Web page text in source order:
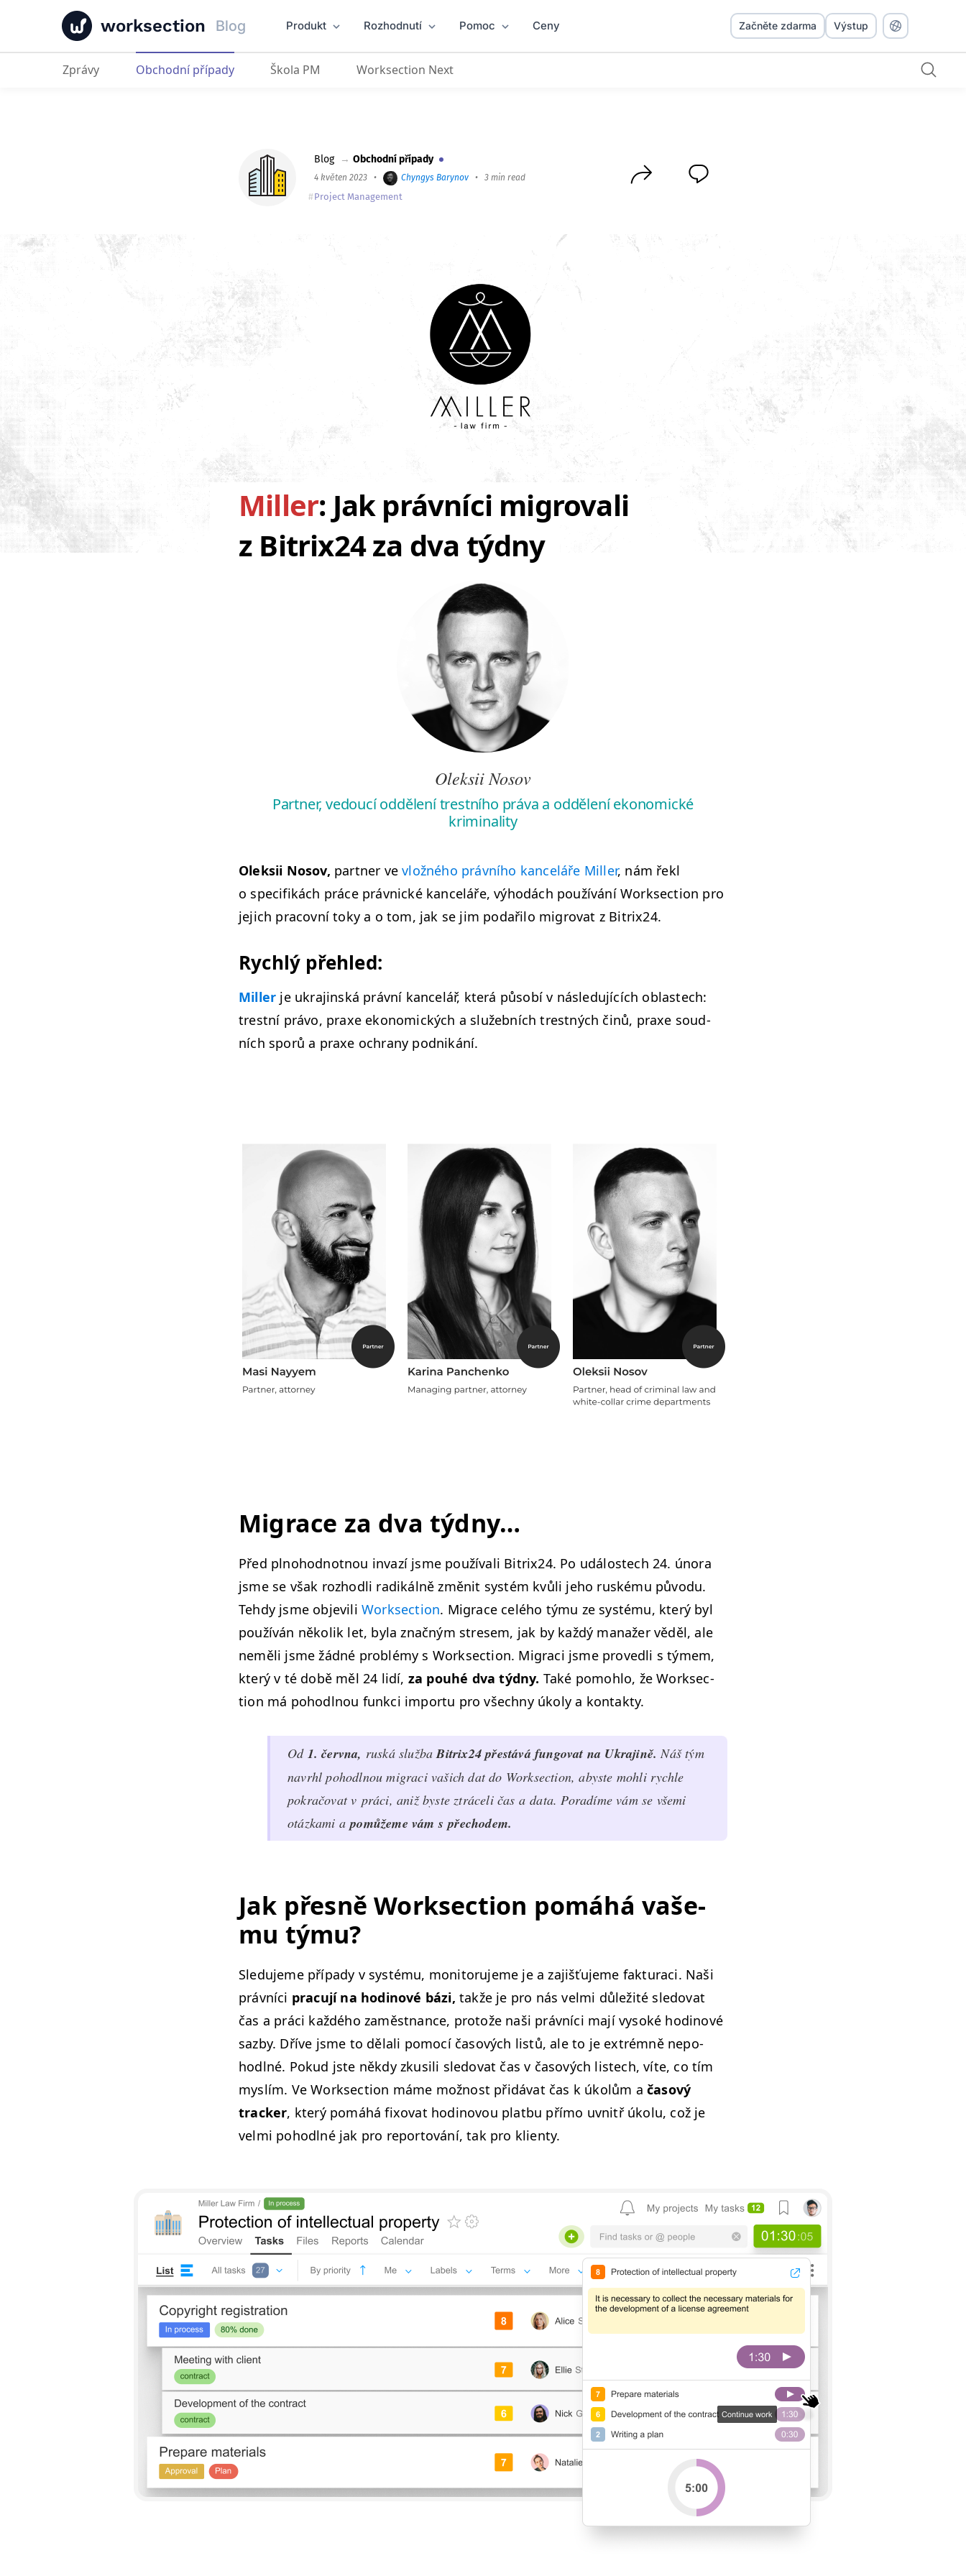
worksection Blog Produkt Rozhodnutí Pomoc Ceny
Miller: Jak právníci migrovali z Bitrix24 za dva týdny
Začněte zdarma Výstup
Zprávy Obchodní případy Škola PM Worksection Next
Blog → Obchodní případy
4 květen 2023 • Chyngys Barynov • 3 min read
Project Management
Miller: Jak právníci migrovali
z Bitrix24 za dva týdny
Oleksii Nosov
Partner, vedoucí oddělení trestního práva a oddělení ekonomické
kriminality
Olek­sii Nosov, part­ner vevložného právního kanceláře Miller, nám řekl
o speci­fikách práce právnické kanceláře, výhodách používání Work­sec­tion pro
jejich pra­cov­ní toky a o tom, jak se jim podaři­lo migrovat z Bitrix24.
Rych­lý přehled:
Miller je ukra­jin­ská právní kancelář, která působí v násle­du­jících oblastech:
trest­ní prá­vo, praxe eko­nom­ick­ých a služeb­ních trest­ných činů, praxe soud­
ních sporů a praxe ochrany podnikání.
Migrace za dva týdny…
Před plno­hod­not­nou invazí jsme použí­vali Bitrix24. Po událostech 24. úno­ra
jsme se však rozhodli radikál­ně změnit sys­tém kvůli jeho ruské­mu půvo­du.
Tehdy jsme objevili Work­sec­tion. Migrace celého týmu ze sys­té­mu, který byl
používán něko­lik let, byla značným stre­sem, jak by každý man­ažer věděl, ale
neměli jsme žád­né prob­lémy s Work­sec­tion. Migraci jsme provedli s týmem,
který v té době měl 24 lidí, za pouhé dva týd­ny. Také pomoh­lo, že Work­sec­
tion má pohodl­nou funkci impor­tu pro všech­ny úkoly a kontakty.
Od 1. červ­na, ruská služ­baBitrix24 přestává fun­go­vat na Ukra­jině.Náš tým
navrhl pohodl­nou migraci vašich dat do Work­sec­tion, abyste mohli rych­le
pokračo­vat v prá­ci, aniž byste ztráceli čas a data. Poradíme vám se vše­mi
otázka­mi apomůžeme vám s přechodem.
Jak přes­ně Work­sec­tion pomáhá vaše­
mu týmu?
Sle­du­jeme pří­pady v sys­té­mu, mon­i­toru­jeme je a zajišťu­jeme fak­tu­raci. Naši
právní­ci pracu­jí na hodi­nové bázi, takže je pro nás vel­mi důležité sle­dovat
čas a prá­ci každého zaměst­nance, pro­tože naši právní­ci mají vysoké hodi­nové
saz­by. Dříve jsme to dělali pomocí časových listů, ale to je extrém­ně nepo­
hodl­né. Pokud jste někdy zkusili sle­dovat čas v časových lis­tech, víte, co tím
mys­lím. Ve Work­sec­tion máme možnost přidá­vat čas k úkolům ačasový
track­er, který pomáhá fixo­vat hodi­novou plat­bu pří­mo uvnitř úkolu, což je
vel­mi pohodl­né jak pro repor­tování, tak pro klienty.